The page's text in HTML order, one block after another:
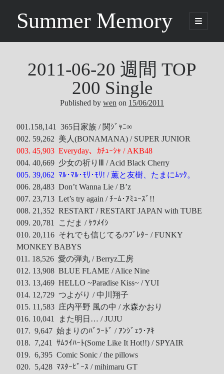
Summer Memory
open
primary
Sidebar
Categories
Being Music
GARNET CROW
Life
Music
NEWS
Other
Photo
Tool
Uncategorized
ZARD
Recent Posts
DOCKER 內程式防火牆
SARD UNDERGROUND – 愛は暗闇の中で
辣個傳說的女人出現了!!!
『離れていても』 / AKB48 message song
2011-06-20 週間 TOP
200 Single
Published by wen on 15/06/2011
001.158,141 365日家族 / 関ｼﾞｬﾆ∞
002. 59,262 美人(BONAMANA) / SUPER JUNIOR
003. 45,903 Everyday、ｶﾁｭｰｼｬ / AKB48
004. 40,669 少女の祈りⅢ / Acid Black Cherry
005. 39,062 ﾏﾙ･ﾏﾙ･ﾓﾘ･ﾓﾘ! / 薫と友樹、たまにﾑｯｸ。
006. 28,483 Don’t Wanna Lie / B’z
007. 23,713 Let’s try again / ﾁｰﾑ･ｱﾐｭｰｽﾞ!!
008. 21,352 RESTART / RESTART JAPAN with TUBE
009. 20,781 こだま / ｹﾂﾒｲｼ
010. 20,116 それでも信じてる/ﾗﾌﾞﾚﾀｰ / FUNKY
MONKEY BABYS
011. 18,526 愛の弾丸 / Berryz工房
012. 13,908 BLUE FLAME / Alice Nine
013. 13,469 HELLO ~Paradise Kiss~ / YUI
014. 12,729 つよがり / 中川翔子
015. 11,583 庄内平野 風の中 / 水森かおり
016. 10,041 また明日… / JUJU
017. 9,647 始まりのﾊﾞﾗｰﾄﾞ / ｱﾝｼﾞｪﾗ･ｱｷ
018. 7,241 ｻﾑﾗｲﾊｰﾄ(Some Like It Hot!!) / SPYAIR
019. 6,395 Comic Sonic / the pillows
020. 5,428 ﾏｽﾀｰﾋﾟｰｽ / mihimaru GT